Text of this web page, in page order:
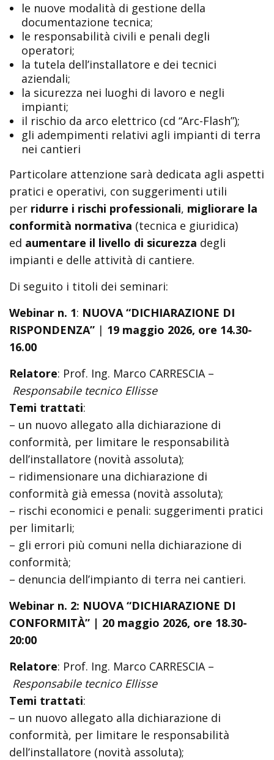
le nuove modalità di gestione della
documentazione tecnica;
le responsabilità civili e penali degli
operatori;
la tutela dell’installatore e dei tecnici
aziendali;
la sicurezza nei luoghi di lavoro e negli
impianti;
il rischio da arco elettrico (cd “Arc-Flash”);
gli adempimenti relativi agli impianti di terra
nei cantieri
Particolare attenzione sarà dedicata agli aspetti
pratici e operativi, con suggerimenti utili
per ridurre i rischi professionali, migliorare la
conformità normativa (tecnica e giuridica)
ed aumentare il livello di sicurezza degli
impianti e delle attività di cantiere.
Di seguito i titoli dei seminari:
Webinar n. 1: NUOVA “DICHIARAZIONE DI
RISPONDENZA” | 19 maggio 2026, ore 14.30-
16.00
Relatore: Prof. Ing. Marco CARRESCIA –
Responsabile tecnico Ellisse
Temi trattati:
– un nuovo allegato alla dichiarazione di
conformità, per limitare le responsabilità
dell’installatore (novità assoluta);
– ridimensionare una dichiarazione di
conformità già emessa (novità assoluta);
– rischi economici e penali: suggerimenti pratici
per limitarli;
– gli errori più comuni nella dichiarazione di
conformità;
– denuncia dell’impianto di terra nei cantieri.
Webinar n. 2: NUOVA “DICHIARAZIONE DI
CONFORMITÀ” | 20 maggio 2026, ore 18.30-
20:00
Relatore: Prof. Ing. Marco CARRESCIA –
Responsabile tecnico Ellisse
Temi trattati:
– un nuovo allegato alla dichiarazione di
conformità, per limitare le responsabilità
dell’installatore (novità assoluta);